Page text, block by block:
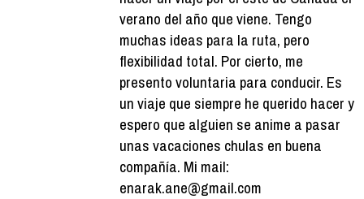
verano del año que viene. Tengo
muchas ideas para la ruta, pero
flexibilidad total. Por cierto, me
presento voluntaria para conducir. Es
un viaje que siempre he querido hacer y
espero que alguien se anime a pasar
unas vacaciones chulas en buena
compañía. Mi mail:
enarak.ane@gmail.com